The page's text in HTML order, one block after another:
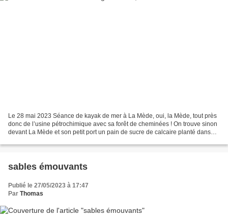
Le 28 mai 2023 Séance de kayak de mer à La Mède, oui, la Mède, tout près
donc de l’usine pétrochimique avec sa forêt de cheminées ! On trouve sinon
devant La Mède et son petit port un pain de sucre de calcaire planté dans
sables émouvants
Publié le 27/05/2023 à 17:47
Par Thomas